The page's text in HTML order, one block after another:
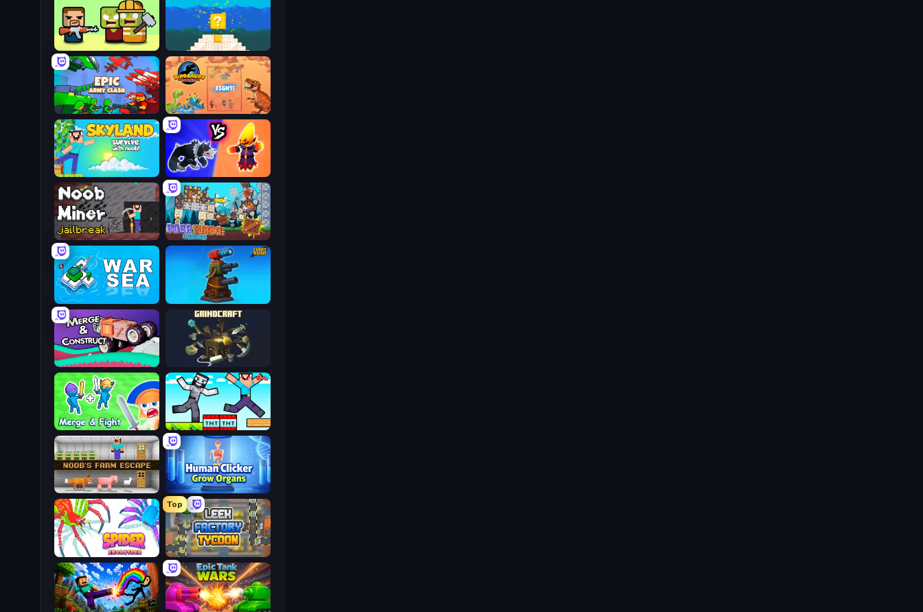
Zombie Horde: Build & Survive
Dinosaurs Merge Master
Epic Army Clash
Merge Battle Tactics
Skyland Survive With Noob!
Bobr Turbo: Craft Cars
Noob Miner: Escape From Prison
Furry Road
War Sea
GrindCraft
Merge & Construct
Noob Gigachad: Parkour Tricks Challenge
Merge and Fight
Human Clicker: Grow Organs
Noob's Farm Escape
Top
Leek Factory Tycoon
Spider Evolution: Runner Game